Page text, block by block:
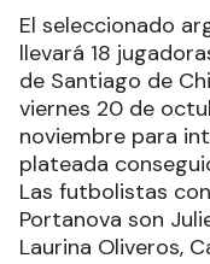
El seleccionado
llevará 18
de Santiago de
viernes 20 de
noviembre para
plateada
Las futbolistas
Portanova son
Laurina Oliveros,